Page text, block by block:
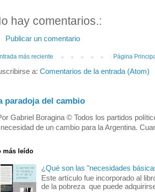
hay comentarios.:
Publicar un comentario
más reciente Página
a: Comentarios de la entrada (Atom)
paradoja del cambio
Gabriel Boragina © Todos los partidos
necesidad de un cambio para la Argentina.
más leído
¿Qué son las "necesidades
Este artículo fue incorporado al
de la pobreza que puede